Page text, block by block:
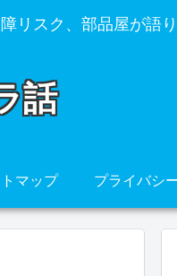
リスク、部品屋が語り
話
マップ